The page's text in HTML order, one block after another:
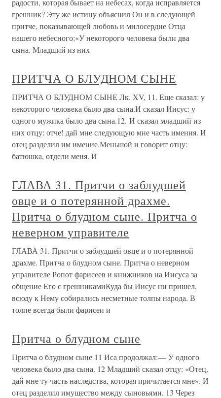
радости, которая бывает на небесах, когда исправляется
грешник? Эту же истину объяснил Он и в следующей
притче, показывающей любовь и милосердие Отца
нашего небесного:«У некоторого человека были два
сына. Младший из них
ПРИТЧА О БЛУДНОМ СЫНЕ
ПРИТЧА О БЛУДНОМ СЫНЕ Лк. XV, 11. Еще сказал: у
некоторого человека было два сына.И сказал Иисус: у
одного мужика было два сына.12. И сказал младший из
них отцу: отче! дай мне следующую мне часть имения. И
отец разделил им имение.Меньшой и говорит отцу:
батюшка, отдели меня. И
ГЛАВА 31. Притчи о заблудшей
овце и о потерянной драхме.
Притча о блудном сыне. Притча о
неверном управителе
ГЛАВА 31. Притчи о заблудшей овце и о потерянной
драхме. Притча о блудном сыне. Притча о неверном
управителе Ропот фарисеев и книжников на Иисуса за
общение Его с грешникамиКуда бы Иисус ни пришел,
всюду к Нему собирались несметные толпы народа. В
толпе всегда были фарисеи и
Притча о блудном сыне
Притча о блудном сыне 11 Иса продолжал:— У одного
человека было два сына. 12 Младший сказал отцу: «Отец,
дай мне ту часть наследства, которая причитается мне». И
отец разделил имущество между сыновьями. 13 Через